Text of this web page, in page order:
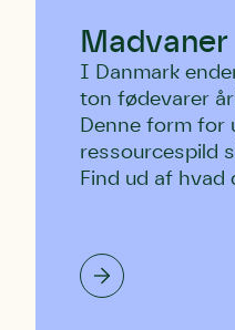
Madvaner
I Danmark
ton fødevarer
Denne form for
ressourcespild
Find ud af hvad